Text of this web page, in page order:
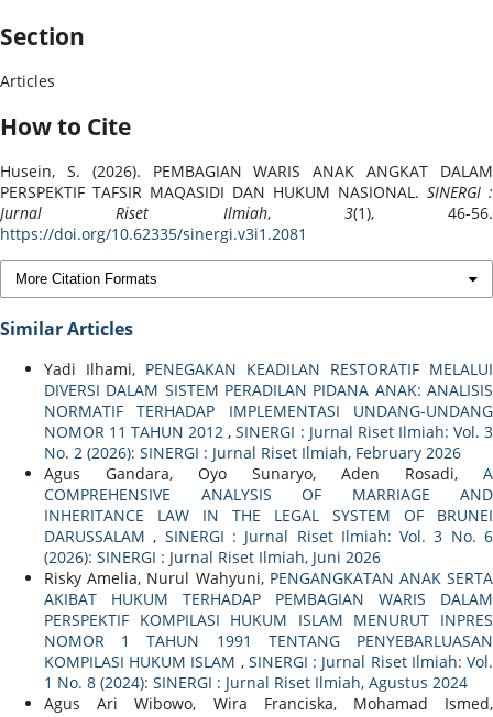
Section
Articles
How to Cite
Husein, S. (2026). PEMBAGIAN WARIS ANAK ANGKAT DALAM
PERSPEKTIF TAFSIR MAQASIDI DAN HUKUM NASIONAL. SINERGI :
Jurnal Riset Ilmiah, 3(1), 46-56.
https://doi.org/10.62335/sinergi.v3i1.2081
More Citation Formats
Similar Articles
Yadi Ilhami, PENEGAKAN KEADILAN RESTORATIF MELALUI
DIVERSI DALAM SISTEM PERADILAN PIDANA ANAK: ANALISIS
NORMATIF TERHADAP IMPLEMENTASI UNDANG-UNDANG
NOMOR 11 TAHUN 2012,SINERGI : Jurnal Riset Ilmiah: Vol. 3
No. 2 (2026): SINERGI : Jurnal Riset Ilmiah, February 2026
Agus Gandara, Oyo Sunaryo, Aden Rosadi, A
COMPREHENSIVE ANALYSIS OF MARRIAGE AND
INHERITANCE LAW IN THE LEGAL SYSTEM OF BRUNEI
DARUSSALAM, SINERGI : Jurnal Riset Ilmiah: Vol. 3 No. 6
(2026): SINERGI : Jurnal Riset Ilmiah, Juni 2026
Risky Amelia, Nurul Wahyuni, PENGANGKATAN ANAK SERTA
AKIBAT HUKUM TERHADAP PEMBAGIAN WARIS DALAM
PERSPEKTIF KOMPILASI HUKUM ISLAM MENURUT INPRES
NOMOR 1 TAHUN 1991 TENTANG PENYEBARLUASAN
KOMPILASI HUKUM ISLAM , SINERGI : Jurnal Riset Ilmiah: Vol.
1 No. 8 (2024): SINERGI : Jurnal Riset Ilmiah, Agustus 2024
Agus Ari Wibowo, Wira Franciska, Mohamad Ismed,